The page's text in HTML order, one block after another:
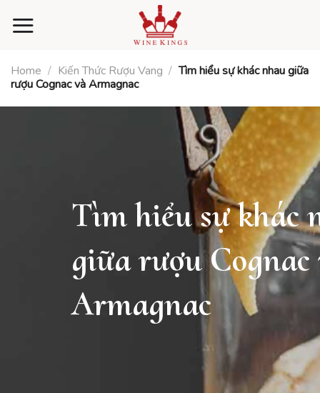
Home / Kiến Thức Rượu Vang / Tìm hiểu sự khác nhau giữa
rượu Cognac và Armagnac
Tìm hiểu sự khác
giữa rượu Cognac
Armagnac